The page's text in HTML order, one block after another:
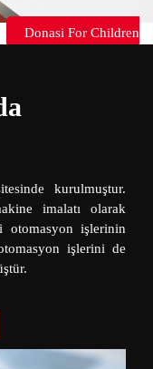
Donasi For Children
kurulmuştur.
imalatı olarak
otomasyon işlerinin
işlerini de